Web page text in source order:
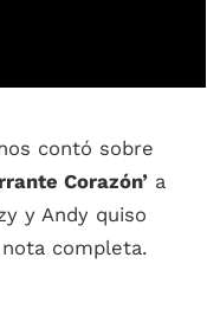
contó sobre
Corazón’ a
y Andy quiso
completa.